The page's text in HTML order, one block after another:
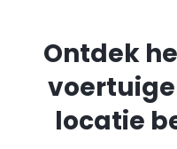
Ontdek
locatie